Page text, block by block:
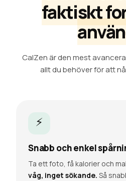
faktiskt
CalZen är den mest
allt du behöver för att
⚡
Snabb och enkel
Ta ett foto, få kalorier och
våg, inget sökande. Så